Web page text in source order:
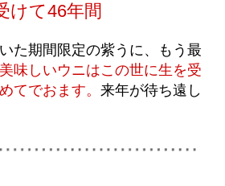
けて46年間
た期間限定の紫うに、もう最
味しいウニはこの世に生を受
てでおます。 来年が待ち遠し